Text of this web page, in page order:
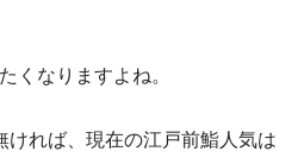
くなりますよね。
ければ、現在の江戸前鮨人気は